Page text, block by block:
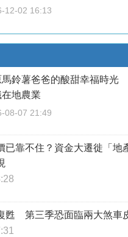
12-02 16:13
馬鈴薯爸爸的酸甜幸福時光
地農業
08-07 21:49
已靠不住？資金大遷徙「地
甦 第三季恐面臨兩大煞車